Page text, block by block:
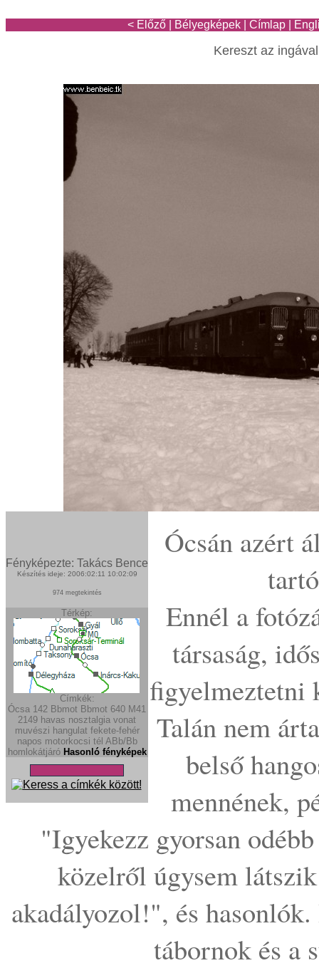
< Előző Bélyegképek Címlap
Kereszt az ingával
Fényképezte: Takács Bence
Készítés ideje: 2006:02:11 10:02:09
974 megtekintés
Térkép:
Címkék:
Ócsa 142 Bbmot Bbmot 640 M41
2149 havas nosztalgia vonat
muvészi hangulat fekete-fehér
napos motorkocsi tél ABb/Bb
homlokátjáró Hasonló fényképek
Ócsán azért
Ennél a
társaság,
figyelmeztetni
Talán nem
belső
mennének,
"Igyekezz gyorsan
közelről úgysem
akadályozol!", és
tábornok és a